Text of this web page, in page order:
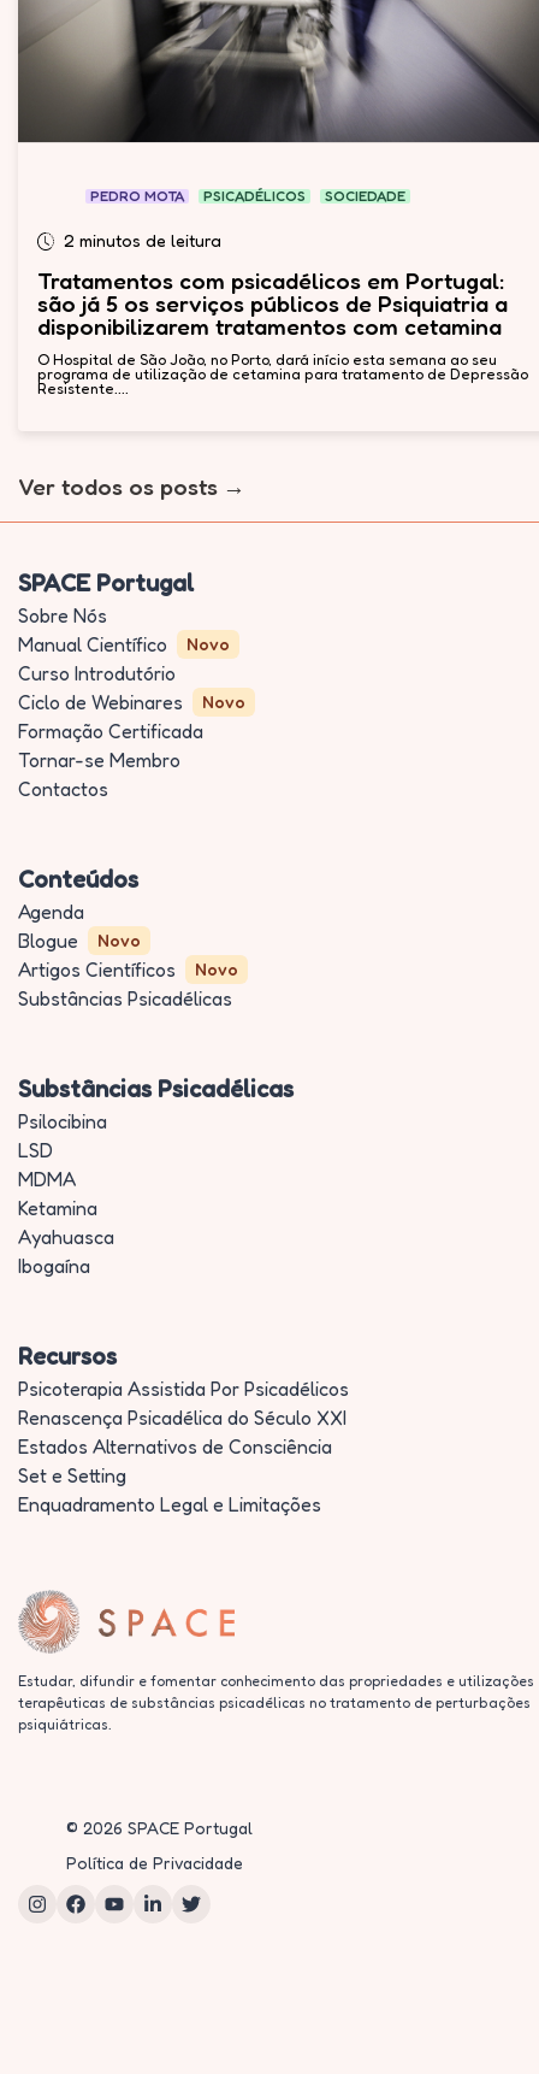
PEDRO MOTA PSICADÉLICOS SOCIEDADE
2 minutos de leitura
Tratamentos com psicadélicos em Portugal:
são já 5 os serviços públicos de Psiquiatria a
disponibilizarem tratamentos com cetamina
O Hospital de São João, no Porto, dará início esta semana ao seu
programa de utilização de cetamina para tratamento de Depressão
Resistente....
Ver todos os posts
SPACE Portugal
Sobre Nós
Manual Científico
Novo
Curso Introdutório
Ciclo de Webinares
Novo
Formação Certificada
Tornar-se Membro
Contactos
Conteúdos
Agenda
Blogue
Novo
Artigos Científicos Novo
Substâncias Psicadélicas
Substâncias Psicadélicas
Psilocibina
LSD
MDMA
Ketamina
Ayahuasca
Ibogaína
Recursos
Psicoterapia Assistida Por Psicadélicos
Renascença Psicadélica do Século XXI
Estados Alternativos de Consciência
Set e Setting
Enquadramento Legal e Limitações
Estudar, difundir e fomentar conhecimento das propriedades e utilizações
terapêuticas de substâncias psicadélicas no tratamento de perturbações
psiquiátricas.
© 2026 SPACE Portugal
Política de Privacidade
Instagram
Facebook
YouTube
LinkedInTwitter